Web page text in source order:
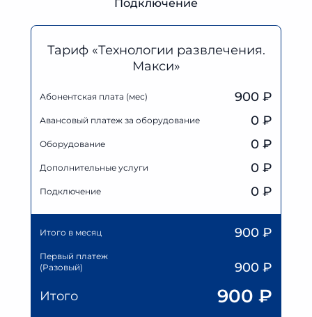
Подключение
Тариф «Технологии развлечения.
Макси»
Абонентская плата (мес) 900 ₽
Авансовый платеж за оборудование 0 ₽
Оборудование 0 ₽
Дополнительные услуги 0 ₽
Подключение 0 ₽
Итого в месяц 900 ₽
Первый платеж
(Разовый)
900 ₽
Итого
900 ₽